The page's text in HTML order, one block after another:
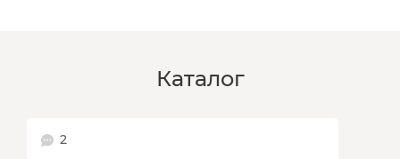
Каталог
2